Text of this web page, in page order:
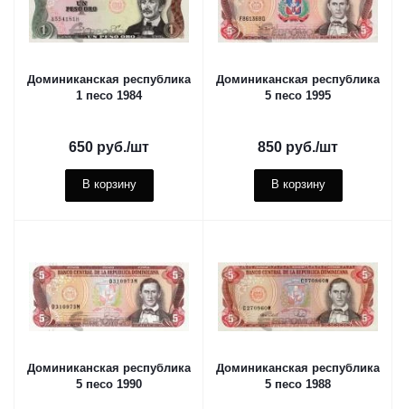
Доминиканская республика
1 песо 1984
650 руб./шт
В корзину
Доминиканская республика
5 песо 1995
850 руб./шт
В корзину
Доминиканская республика
5 песо 1990
Доминиканская республика
5 песо 1988